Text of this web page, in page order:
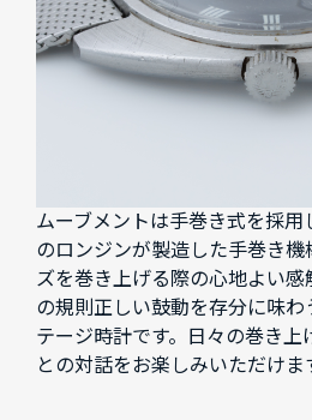
ムーブメントは手巻き式を採用
のロンジンが製造した手巻き
ズを巻き上げる際の心地よい
の規則正しい鼓動を存分に味
テージ時計です。日々の巻き上
との対話をお楽しみいただけま